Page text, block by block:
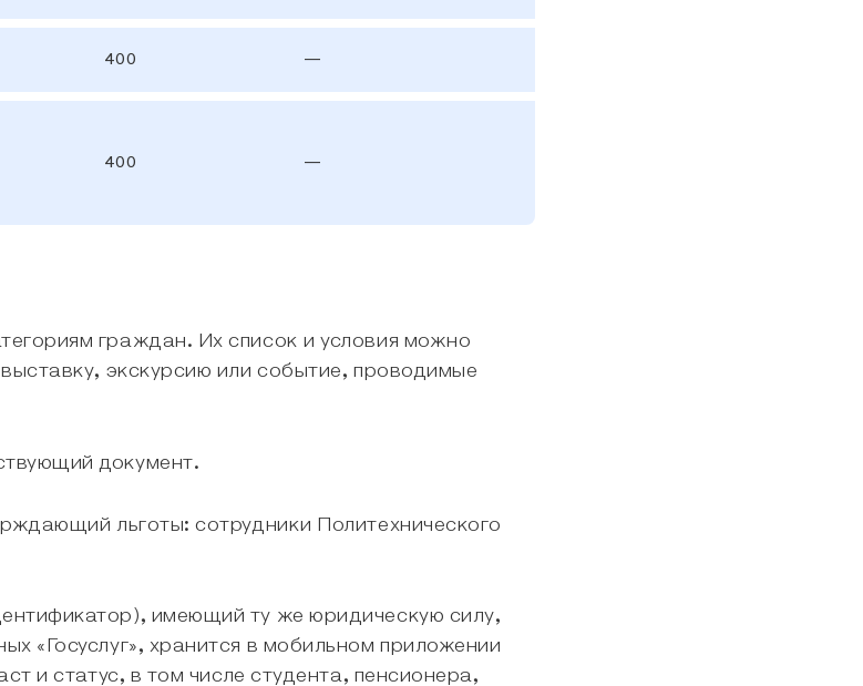
400 —
400 —
граждан. Их список и условия можно
экскурсию или событие, проводимые
документ.
льготы: сотрудники Политехнического
имеющий ту же юридическую силу,
«Госуслуг», хранится в мобильном приложении
и статус, в том числе студента, пенсионера,